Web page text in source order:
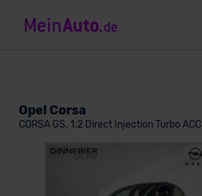
Opel Corsa
CORSA GS. 1.2 Direct Injection Turbo